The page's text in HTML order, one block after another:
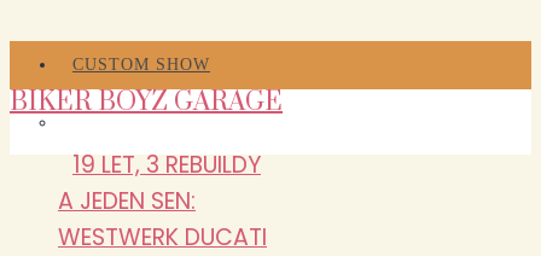
CUSTOM SHOW
19 LET, 3 REBUILDY
A JEDEN SEN:
WESTWERK DUCATI
BIKER BOYZ GARAGE